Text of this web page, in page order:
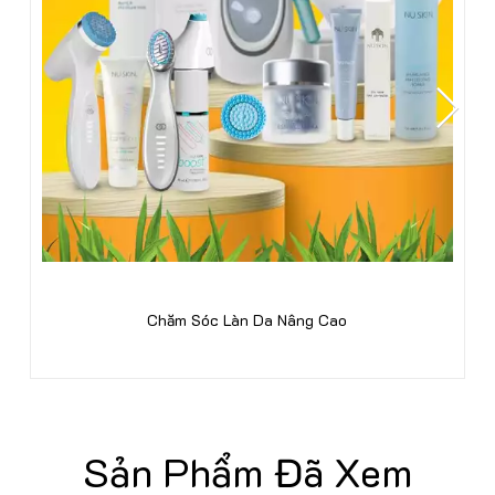
Chăm Sóc Làn Da Nâng Cao
Sản Phẩm Đã Xem